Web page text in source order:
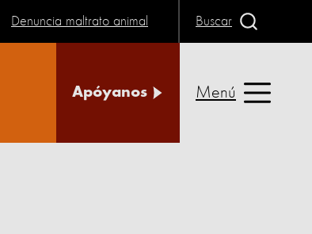
Denuncia maltrato animal Buscar
Apóyanos Menú